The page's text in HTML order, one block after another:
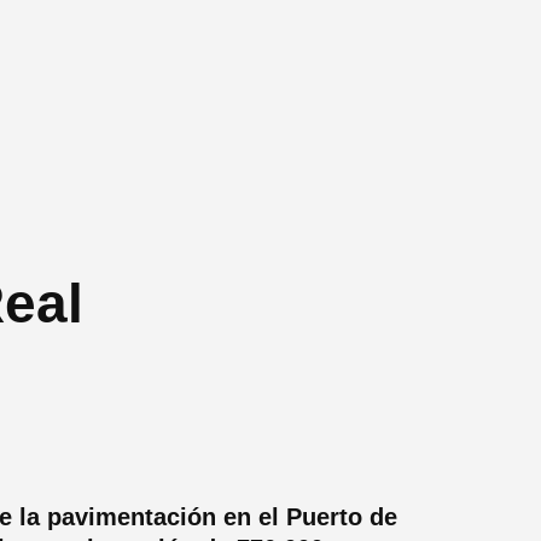
la pavimentación en el Puerto de